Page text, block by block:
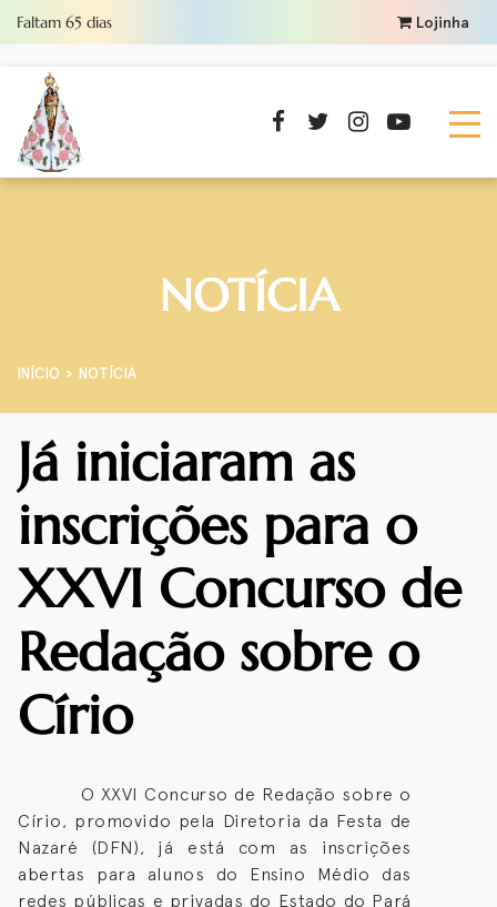
Faltam 65 dias Lojinha
NOTÍCIA
INÍCIO NOTÍCIA
Já iniciaram as
inscrições para o
XXVI Concurso de
Redação sobre o
Círio
O XXVI Concurso de Redação sobre o
Círio, promovido pela Diretoria da Festa de
Nazaré (DFN), já está com as inscrições
abertas para alunos do Ensino Médio das
redes públicas e privadas do Estado do Pará